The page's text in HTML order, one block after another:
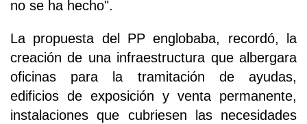
no se ha hecho".
La propuesta del PP englobaba, recordó, la
creación de una infraestructura que albergara
oficinas para la tramitación de ayudas,
edificios de exposición y venta permanente,
instalaciones que cubriesen las necesidades